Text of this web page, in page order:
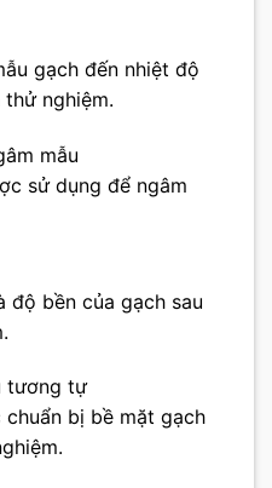
gạch đến nhiệt độ
nghiệm.
mẫu
sử dụng để ngâm
độ bền của gạch sau
tương tự
bị bề mặt gạch